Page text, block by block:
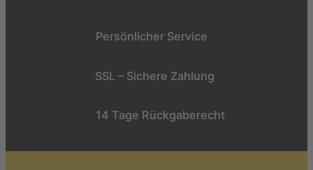
Persönlicher Service
SSL – Sichere Zahlung
14 Tage Rückgaberecht